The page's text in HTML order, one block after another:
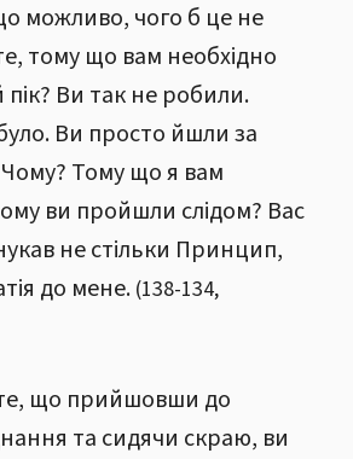
можливо, чого б це не
тому що вам необхідно
Ви так не робили.
Ви просто йшли за
Тому що я вам
ви пройшли слідом? Вас
не стільки Принцип,
до мене. (138-134,
що прийшовши до
та сидячи скраю, ви